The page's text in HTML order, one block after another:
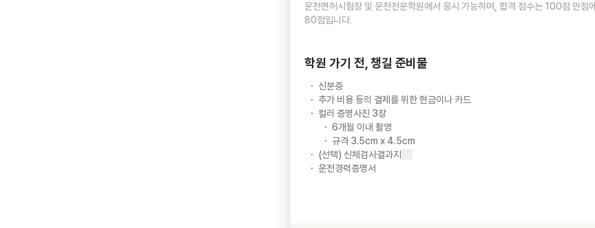
운전면허시험장 및 운전전문학원에서 응시 가능하며, 합격 점수는 100점 만점에
80점입니다.
학원 가기 전, 챙길 준비물
신분증
추가 비용 등의 결제를 위한 현금이나 카드
컬러 증명사진 3장
6개월 이내 촬영
규격 3.5cm x 4.5cm
(선택) 신체검사결과지
운전경력증명서